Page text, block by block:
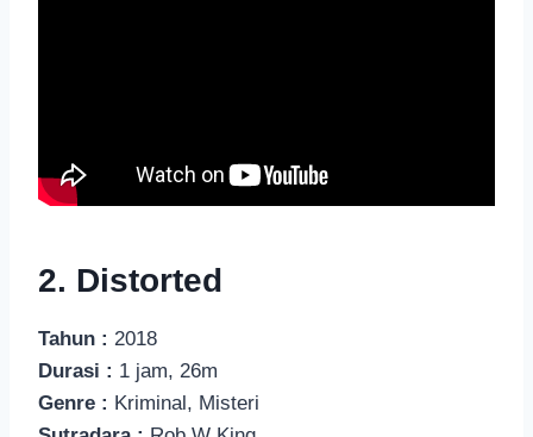
2. Distorted
Tahun : 2018
Durasi : 1 jam, 26m
Genre : Kriminal, Misteri